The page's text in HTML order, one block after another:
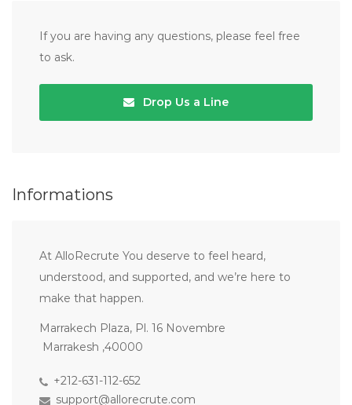
If you are having any questions, please feel free
to ask.
Drop Us a Line
Informations
At AlloRecrute You deserve to feel heard,
understood, and supported, and we’re here to
make that happen.
Marrakech Plaza, Pl. 16 Novembre
Marrakesh ,40000
+212-631-112-652
support@allorecrute.com